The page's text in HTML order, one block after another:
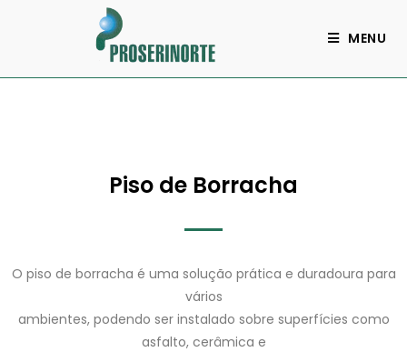
MENU
Piso de Borracha
O piso de borracha é uma solução prática e duradoura para
vários
ambientes, podendo ser instalado sobre superfícies como
asfalto, cerâmica e